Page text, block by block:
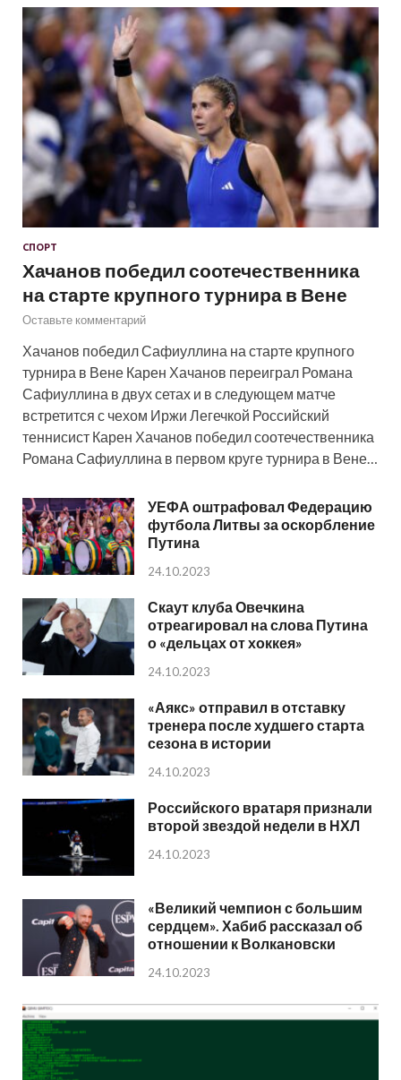
СПОРТ
Хачанов победил соотечественника
на старте крупного турнира в Вене
Оставьте комментарий
Хачанов победил Сафиуллина на старте крупного
турнира в Вене Карен Хачанов переиграл Романа
Сафиуллина в двух сетах и в следующем матче
встретится с чехом Иржи Легечкой Российский
теннисист Карен Хачанов победил соотечественника
Романа Сафиуллина в первом круге турнира в Вене…
УЕФА оштрафовал Федерацию
футбола Литвы за оскорбление
Путина
24.10.2023
Скаут клуба Овечкина
отреагировал на слова Путина
о «дельцах от хоккея»
24.10.2023
«Аякс» отправил в отставку
тренера после худшего старта
сезона в истории
24.10.2023
Российского вратаря признали
второй звездой недели в НХЛ
24.10.2023
«Великий чемпион с большим
сердцем». Хабиб рассказал об
отношении к Волкановски
24.10.2023